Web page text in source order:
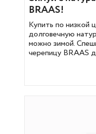
BRAAS!
Купить по низкой
долговечную
можно зимой.
черепицу BRAAS